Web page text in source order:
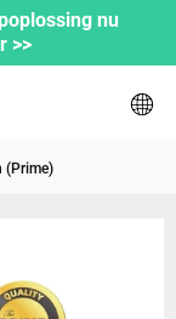
nu
>>
(Prime)